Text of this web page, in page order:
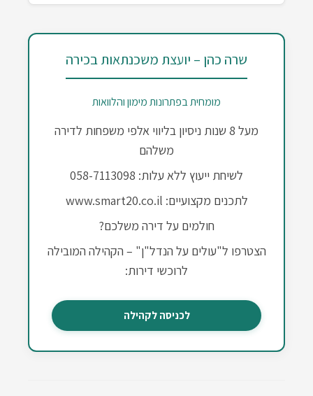
שרה כהן – יועצת משכנתאות בכירה
מומחית בפתרונות מימון והלוואות
מעל 8 שנות ניסיון בליווי אלפי משפחות לדירה
משלהם
לשיחת ייעוץ ללא עלות: 058-7113098
לתכנים מקצועיים: www.smart20.co.il
חולמים על דירה משלכם?
הצטרפו ל"עולים על הנדל"ן" – הקהילה המובילה
לרוכשי דירות:
לכניסה לקהילה